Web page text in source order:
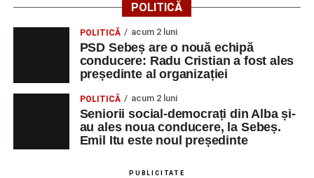
POLITICĂ
POLITICĂ acum 2 luni
PSD Sebeș are o nouă echipă
conducere: Radu Cristian a fost ales
președinte al organizației
POLITICĂ acum 2 luni
Seniorii social-democrați din Alba și-
au ales noua conducere, la Sebeș.
Emil Itu este noul președinte
PUBLICITATE